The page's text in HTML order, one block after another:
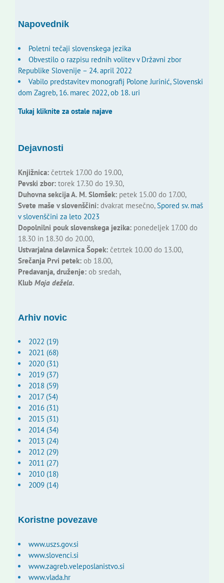
Napovednik
Poletni tečaji slovenskega jezika
Obvestilo o razpisu rednih volitev v Državni zbor
Republike Slovenije – 24. april 2022
Vabilo predstavitev monografij Polone Jurinić, Slovenski
dom Zagreb, 16. marec 2022, ob 18. uri
Tukaj kliknite za ostale najave
Dejavnosti
Knjižnica:četrtek 17.00 do 19.00,
Pevski zbor:torek 17.30 do 19.30,
Duhovna sekcija A. M. Slomšek:petek 15.00 do 17.00,
Svete maše v slovenščini:dvakrat mesečno,Spored sv. maš
v slovenščini za leto 2023
Dopolnilni pouk slovenskega jezika:ponedeljek 17.00 do
18.30 in 18.30 do 20.00,
Ustvarjalna delavnica Šopek:četrtek 10.00 do 13.00,
Srečanja Prvi petek:ob 18.00,
Predavanja, druženje:ob sredah,
Klub Moja dežela.
Arhiv novic
2022 (19)
2021 (68)
2020 (31)
2019 (37)
2018 (59)
2017 (54)
2016 (31)
2015 (31)
2014 (34)
2013 (24)
2012 (29)
2011 (27)
2010 (18)
2009 (14)
Koristne povezave
www.uszs.gov.si
www.slovenci.si
www.zagreb.veleposlanistvo.si
www.vlada.hr